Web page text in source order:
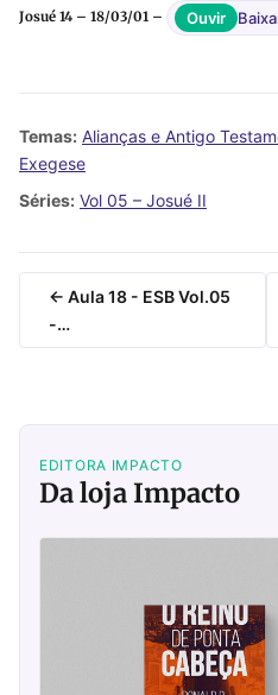
Josué 14 – 18/03/01 – Ouvir
Temas: Alianças e Antigo
Exegese
Séries: Vol 05 – Josué II
← Aula 18 - ESB Vol.05
-…
EDITORA IMPACTO
Da loja Impacto